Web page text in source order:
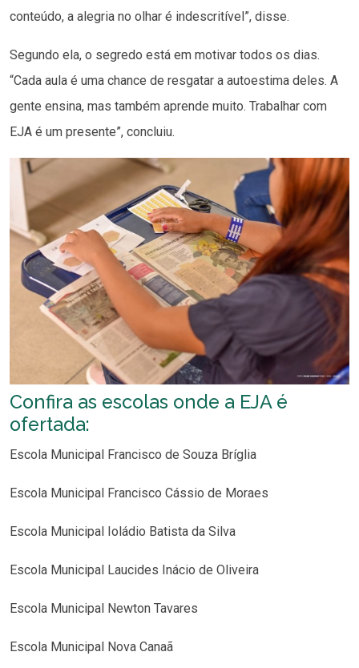
conteúdo, a alegria no olhar é indescritível”, disse.
Segundo ela, o segredo está em motivar todos os dias.
“Cada aula é uma chance de resgatar a autoestima deles. A
gente ensina, mas também aprende muito. Trabalhar com
EJA é um presente”, concluiu.
Confira as escolas onde a EJA é
ofertada:
Escola Municipal Francisco de Souza Bríglia
Escola Municipal Francisco Cássio de Moraes
Escola Municipal Ioládio Batista da Silva
Escola Municipal Laucides Inácio de Oliveira
Escola Municipal Newton Tavares
Escola Municipal Nova Canaã